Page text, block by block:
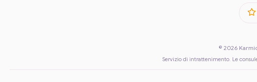
© 2026
Servizio di intrattenimento. Le